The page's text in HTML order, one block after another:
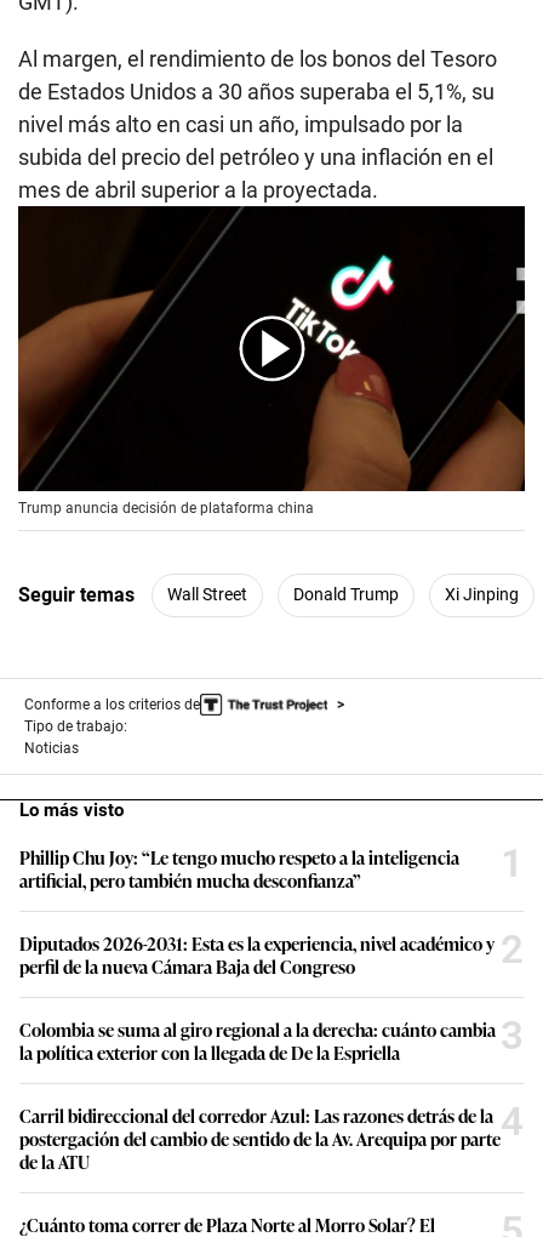
Al margen, el rendimiento de los bonos del Tesoro
de Estados Unidos a 30 años superaba el 5,1%, su
nivel más alto en casi un año, impulsado por la
subida del precio del petróleo y una inflación en el
mes de abril superior a la proyectada.
Trump anuncia decisión de plataforma china
Seguir temas Wall Street Donald Trump Xi Jinping
Conforme a los criterios de
Tipo de trabajo:
Noticias
Lo más visto
Phillip Chu Joy: “Le tengo mucho respeto a la inteligencia
artificial, pero también mucha desconfianza”
1
Diputados 2026-2031: Esta es la experiencia, nivel académico y
perfil de la nueva Cámara Baja del Congreso
2
Colombia se suma al giro regional a la derecha: cuánto cambia
la política exterior con la llegada de De la Espriella
3
Carril bidireccional del corredor Azul: Las razones detrás de la
postergación del cambio de sentido de la Av. Arequipa por parte
de la ATU
4
¿Cuánto toma correr de Plaza Norte al Morro Solar? El